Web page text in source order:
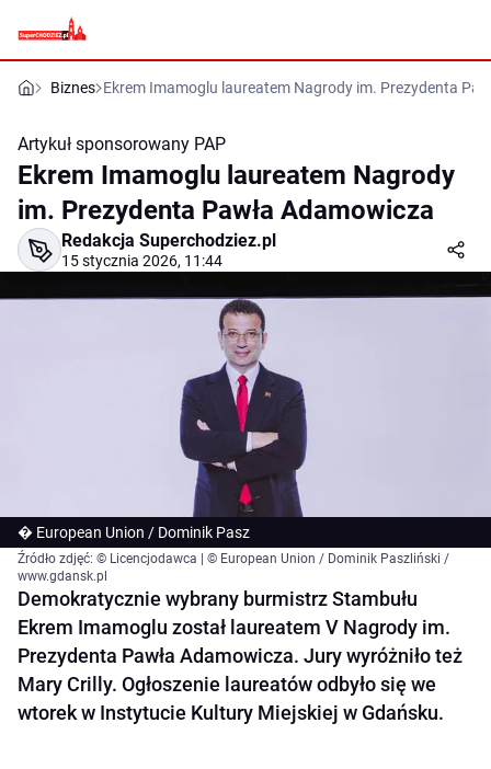
Biznes Ekrem Imamoglu laureatem Nagrody im. Prezydenta
Artykuł sponsorowany PAP
Ekrem Imamoglu laureatem Nagrody
im. Prezydenta Pawła Adamowicza
Redakcja Superchodziez.pl
15 stycznia 2026, 11:44
� European Union / Dominik Pasz
Źródło zdjęć: © Licencjodawca | © European Union / Dominik Paszliński /
www.gdansk.pl
Demokratycznie wybrany burmistrz Stambułu
Ekrem Imamoglu został laureatem V Nagrody im.
Prezydenta Pawła Adamowicza. Jury wyróżniło też
Mary Crilly. Ogłoszenie laureatów odbyło się we
wtorek w Instytucie Kultury Miejskiej w Gdańsku.